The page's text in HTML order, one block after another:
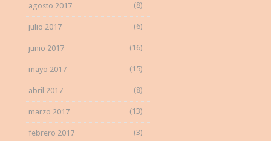
agosto 2017 (8)
julio 2017 (6)
junio 2017 (16)
mayo 2017 (15)
abril 2017 (8)
marzo 2017 (13)
febrero 2017 (3)